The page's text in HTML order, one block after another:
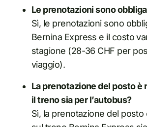
Le prenotazioni sono
Sì, le prenotazioni sono
Bernina Express e il costo
stagione (28-36 CHF per
viaggio).
La prenotazione del posto è
il treno sia per l’autobus?
Sì, la prenotazione del posto